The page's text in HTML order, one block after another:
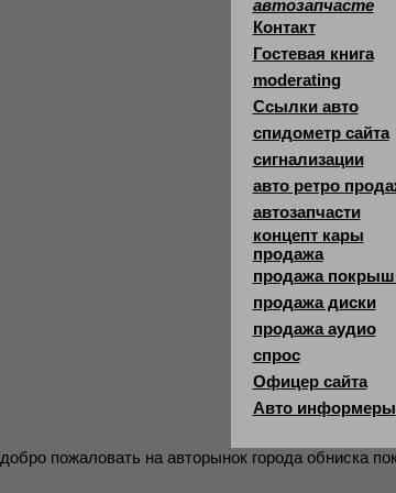
автозапчасте
Контакт
Гостевая книга
moderating
Ссылки авто
спидометр сайта
сигнализации
авто ретро
автозапчасти
концепт кары
продажа
продажа
продажа диски
продажа аудио
спрос
Офицер сайта
Авто информеры
добро пожаловать на авторынок города обниска